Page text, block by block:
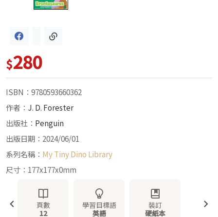
$280
ISBN：9780593660362
作者： J. D. Forester
出版社： Penguin
出版日期：2024/06/01
系列名稱： My Tiny Dino Library
尺寸：177x177x0mm
頁數
12
學習目標語
英語
裝訂
硬紙本